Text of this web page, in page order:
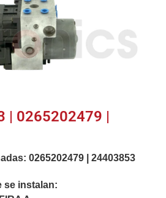
| 0265202479 |
0265202479 |24403853
se instalan: